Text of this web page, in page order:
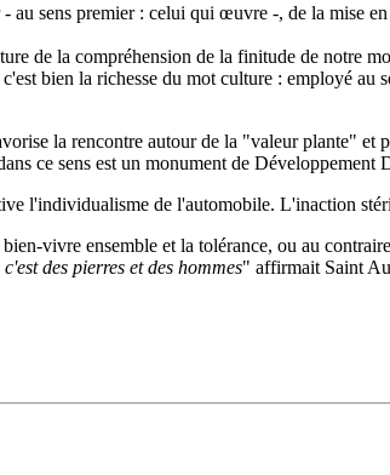
sens premier : celui qui œuvre -, de la mise
de la compréhension de la finitude de notre
bien la richesse du mot culture : employé
la rencontre autour de la "valeur plante" et
ce sens est un monument de Développement
l'individualisme de l'automobile. L'inaction
vivre ensemble et la tolérance, ou au
des pierres et des hommes" affirmait Saint